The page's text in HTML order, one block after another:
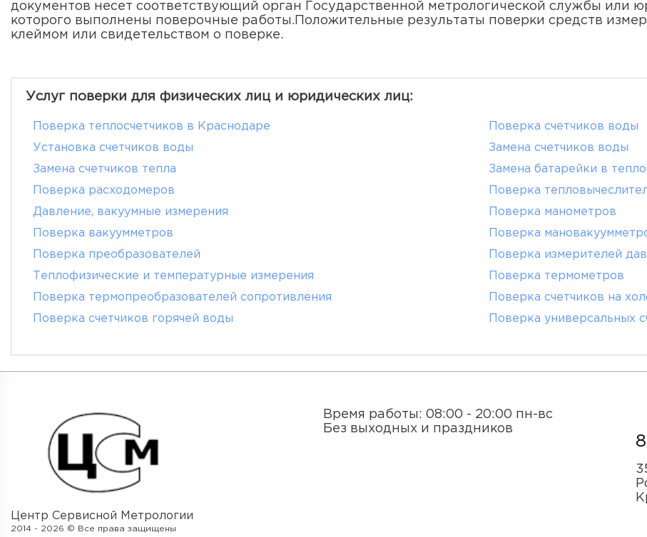
документов несет соответствующий орган Государственной метрологической службы или
которого выполнены поверочные работы.Положительные результаты поверки средств
клеймом или свидетельством о поверке.
Услуг поверки для физических лиц и юридических лиц:
Поверка теплосчетчиков в Краснодаре
Поверка счетчиков воды
Установка счетчиков воды
Замена счетчиков воды
Замена счетчиков тепла
Замена батарейки в
Поверка расходомеров
Поверка
Давление, вакуумные измерения
Поверка манометров
Поверка вакуумметров
Поверка
Поверка преобразователей
Поверка измерителей
Теплофизические и температурные измерения
Поверка термометров
Поверка термопреобразователей сопротивления
Поверка счетчиков на
Поверка счетчиков горячей воды
Поверка универсальных
Центр Сервисной Метрологии
2014 - 2026 © Все права защищены
Время работы: 08:00 - 20:00 пн-вс
Без выходных и праздников